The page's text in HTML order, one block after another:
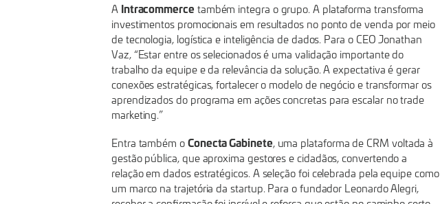
A Intracommerce também integra o grupo. A plataforma transforma
investimentos promocionais em resultados no ponto de venda por meio
de tecnologia, logística e inteligência de dados. Para o CEO Jonathan
Vaz, “Estar entre os selecionados é uma validação importante do
trabalho da equipe e da relevância da solução. A expectativa é gerar
conexões estratégicas, fortalecer o modelo de negócio e transformar os
aprendizados do programa em ações concretas para escalar no trade
marketing.”
Entra também o Conecta Gabinete, uma plataforma de CRM voltada à
gestão pública, que aproxima gestores e cidadãos, convertendo a
relação em dados estratégicos. A seleção foi celebrada pela equipe como
um marco na trajetória da startup. Para o fundador Leonardo Alegri,